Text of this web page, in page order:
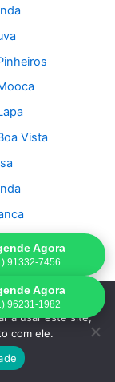
Vista
Luiz
Paulo
Agora
91332-7456
Agora
96231-1982
a melhor
a usar este site,
com ele.